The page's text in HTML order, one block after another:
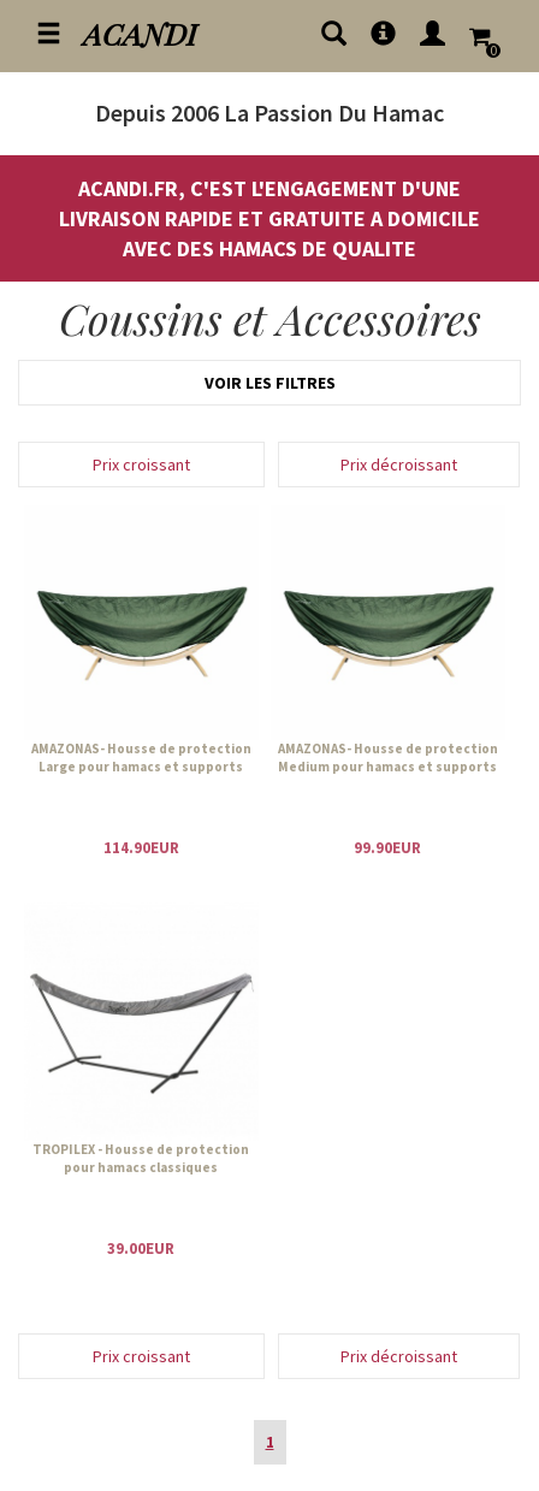
ACANDI 0
Depuis 2006 La Passion Du Hamac
ACANDI.FR, C'EST L'ENGAGEMENT D'UNE
LIVRAISON RAPIDE ET GRATUITE A DOMICILE
AVEC DES HAMACS DE QUALITE
Coussins et Accessoires
VOIR LES FILTRES
Prix croissant Prix décroissant
AMAZONAS- Housse de protection
Large pour hamacs et supports
114.90EUR
AMAZONAS- Housse de protection
Medium pour hamacs et supports
99.90EUR
TROPILEX - Housse de protection
pour hamacs classiques
39.00EUR
Prix croissant Prix décroissant
1